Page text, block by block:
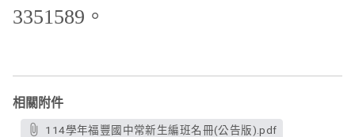
3351589。
相關附件
114學年福豐國中常新生編班名冊(公告版).pdf